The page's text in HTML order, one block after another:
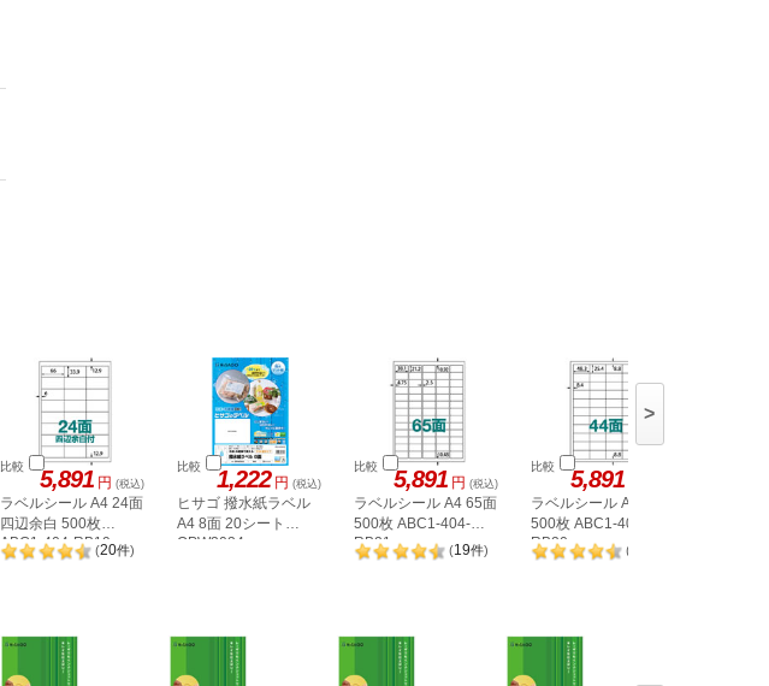
比較 5,891 円 (税込)
ラベルシール A4 24面
四辺余白 500枚
ABC1-404-RB19
(20件)
比較 1,222 円 (税込)
ヒサゴ 撥水紙ラベル
A4 8面 20シート
OPW3034
比較 5,891 円 (税込)
ラベルシール A4 65面
500枚 ABC1-404-
RB21
(19件)
比較 5,891
ラベルシール A4 44面
500枚 ABC1-404-
RB20
(
>